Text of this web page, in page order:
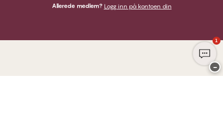
Allerede medlem? Logg inn på kontoen din
1
−